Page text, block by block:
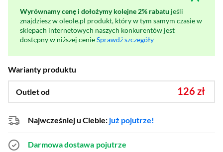
Wyrównamy cenę i dołożymy kolejne 2% rabatu jeśli
znajdziesz w oleole.pl produkt, który w tym samym czasie w
sklepach internetowych naszych konkurentów jest
dostępny w niższej cenieSprawdź szczegóły
Warianty produktu
Outlet od 126 zł
Najwcześniej u Ciebie: już pojutrze!
Darmowa dostawa pojutrze